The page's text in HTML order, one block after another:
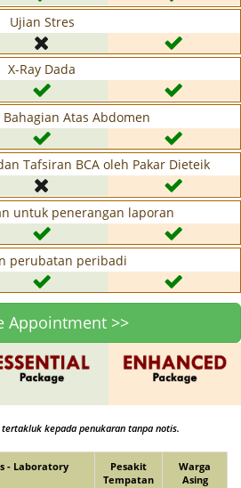
Ujian Stres
X-Ray Dada
Atas Abdomen
Tafsiran BCA oleh Pakar Dieteik
untuk penerangan laporan
perubatan peribadi
Appointment >>
kepada penukaran tanpa notis.
- Laboratory
Pesakit
Tempatan
Warga
Asing